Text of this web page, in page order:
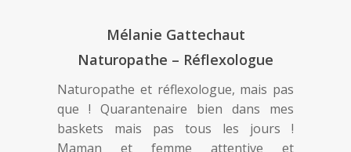
Mélanie Gattechaut
Naturopathe – Réflexologue
Naturopathe et réflexologue, mais pas
que ! Quarantenaire bien dans mes
baskets mais pas tous les jours !
Maman et femme attentive et